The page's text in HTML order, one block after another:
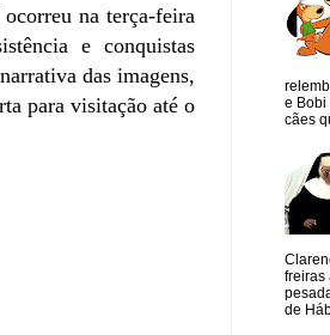
na terça-feira
e conquistas
das imagens,
para visitação até o
e Bobi
cães
freiras
de